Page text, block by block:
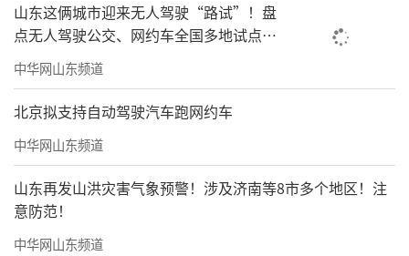
山东这俩城市迎来无人驾驶“路试”！盘
点无人驾驶公交、网约车全国多地试点之
路
中华网山东频道
北京拟支持自动驾驶汽车跑网约车
中华网山东频道
山东再发山洪灾害气象预警！涉及济南等8市多个地区！注
意防范！
中华网山东频道